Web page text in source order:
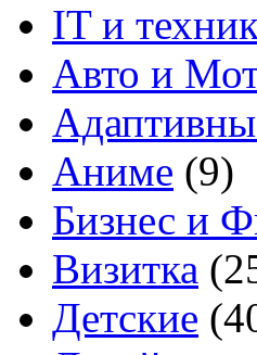
IT и
Авто и
Аниме (9)
Бизнес и
Визитка
Детские